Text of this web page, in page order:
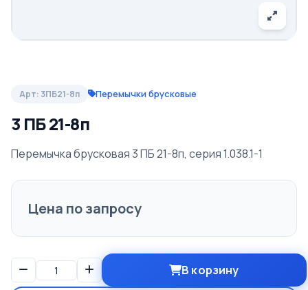
Арт: 3ПБ21-8п Перемычки брусковые
3 ПБ 21-8п
Перемычка брусковая 3 ПБ 21-8п, серия 1.038.1-1
Цена по запросу
В корзину